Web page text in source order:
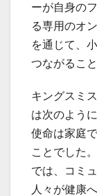
ーが自身の
る専用のオ
を通じて、
つながるこ
キングスミ
は次のよう
使命は家庭
ことでした
では、コミ
人々が健康